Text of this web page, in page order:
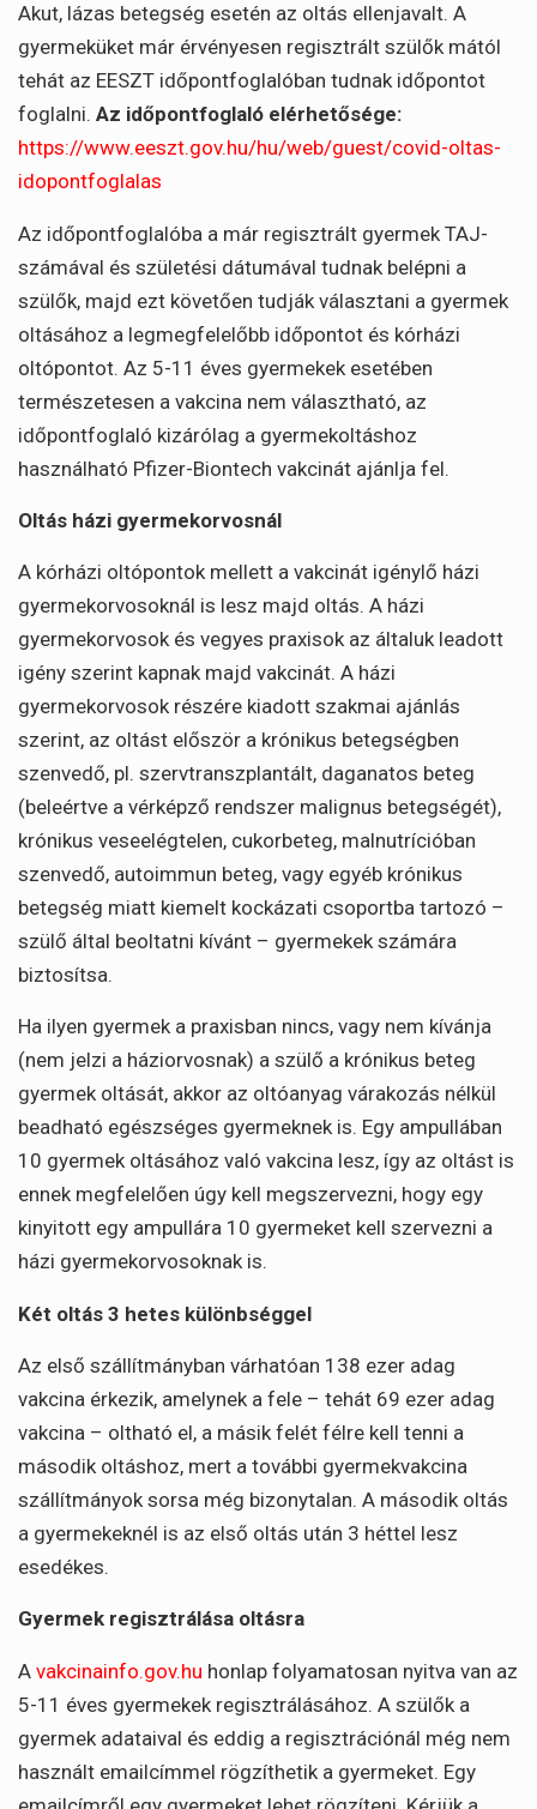
Akut, lázas betegség esetén az oltás ellenjavalt. A
gyermeküket már érvényesen regisztrált szülők mától
tehát az EESZT időpontfoglalóban tudnak időpontot
foglalni. Az időpontfoglaló elérhetősége:
https://www.eeszt.gov.hu/hu/web/guest/covid-oltas-
idopontfoglalas
Az időpontfoglalóba a már regisztrált gyermek TAJ-
számával és születési dátumával tudnak belépni a
szülők, majd ezt követően tudják választani a gyermek
oltásához a legmegfelelőbb időpontot és kórházi
oltópontot. Az 5-11 éves gyermekek esetében
természetesen a vakcina nem választható, az
időpontfoglaló kizárólag a gyermekoltáshoz
használható Pfizer-Biontech vakcinát ajánlja fel.
Oltás házi gyermekorvosnál
A kórházi oltópontok mellett a vakcinát igénylő házi
gyermekorvosoknál is lesz majd oltás. A házi
gyermekorvosok és vegyes praxisok az általuk leadott
igény szerint kapnak majd vakcinát. A házi
gyermekorvosok részére kiadott szakmai ajánlás
szerint, az oltást először a krónikus betegségben
szenvedő, pl. szervtranszplantált, daganatos beteg
(beleértve a vérképző rendszer malignus betegségét),
krónikus veseelégtelen, cukorbeteg, malnutrícióban
szenvedő, autoimmun beteg, vagy egyéb krónikus
betegség miatt kiemelt kockázati csoportba tartozó –
szülő által beoltatni kívánt – gyermekek számára
biztosítsa.
Ha ilyen gyermek a praxisban nincs, vagy nem kívánja
(nem jelzi a háziorvosnak) a szülő a krónikus beteg
gyermek oltását, akkor az oltóanyag várakozás nélkül
beadható egészséges gyermeknek is. Egy ampullában
10 gyermek oltásához való vakcina lesz, így az oltást is
ennek megfelelően úgy kell megszervezni, hogy egy
kinyitott egy ampullára 10 gyermeket kell szervezni a
házi gyermekorvosoknak is.
Két oltás 3 hetes különbséggel
Az első szállítmányban várhatóan 138 ezer adag
vakcina érkezik, amelynek a fele – tehát 69 ezer adag
vakcina – oltható el, a másik felét félre kell tenni a
második oltáshoz, mert a további gyermekvakcina
szállítmányok sorsa még bizonytalan. A második oltás
a gyermekeknél is az első oltás után 3 héttel lesz
esedékes.
Gyermek regisztrálása oltásra
A vakcinainfo.gov.hu honlap folyamatosan nyitva van az
5-11 éves gyermekek regisztrálásához. A szülők a
gyermek adataival és eddig a regisztrációnál még nem
használt emailcímmel rögzíthetik a gyermeket. Egy